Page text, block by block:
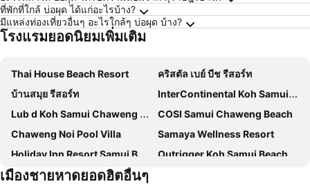
ที่พักที่ใกล้ บ่อผุด ได้แก่อะไรบ้าง?
มีแหล่งท่องเที่ยวอื่นๆ อะไรใกล้ๆ บ่อผุด บ้าง?
โรงแรมยอดนิยมเพิ่มเติม
Thai House Beach Resort
คริสตัล เบย์ บีช รีสอร์ท
บ้านสมุย รีสอร์ท
InterContinental Koh Samui Resort by IHG
Lub d Koh Samui Chaweng Beach
COSI Samui Chaweng Beach
Chaweng Noi Pool Villa
Samaya Wellness Resort
Holiday Inn Resort Samui Bophut Beach By Ihg
Outrigger Koh Samui Beach Resort
Tiki Beach Koh Phangan
เมืองชายหาดยอดฮิตอื่นๆ